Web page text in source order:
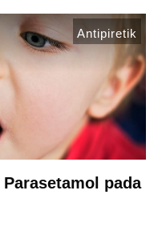
Antipiretik
pada